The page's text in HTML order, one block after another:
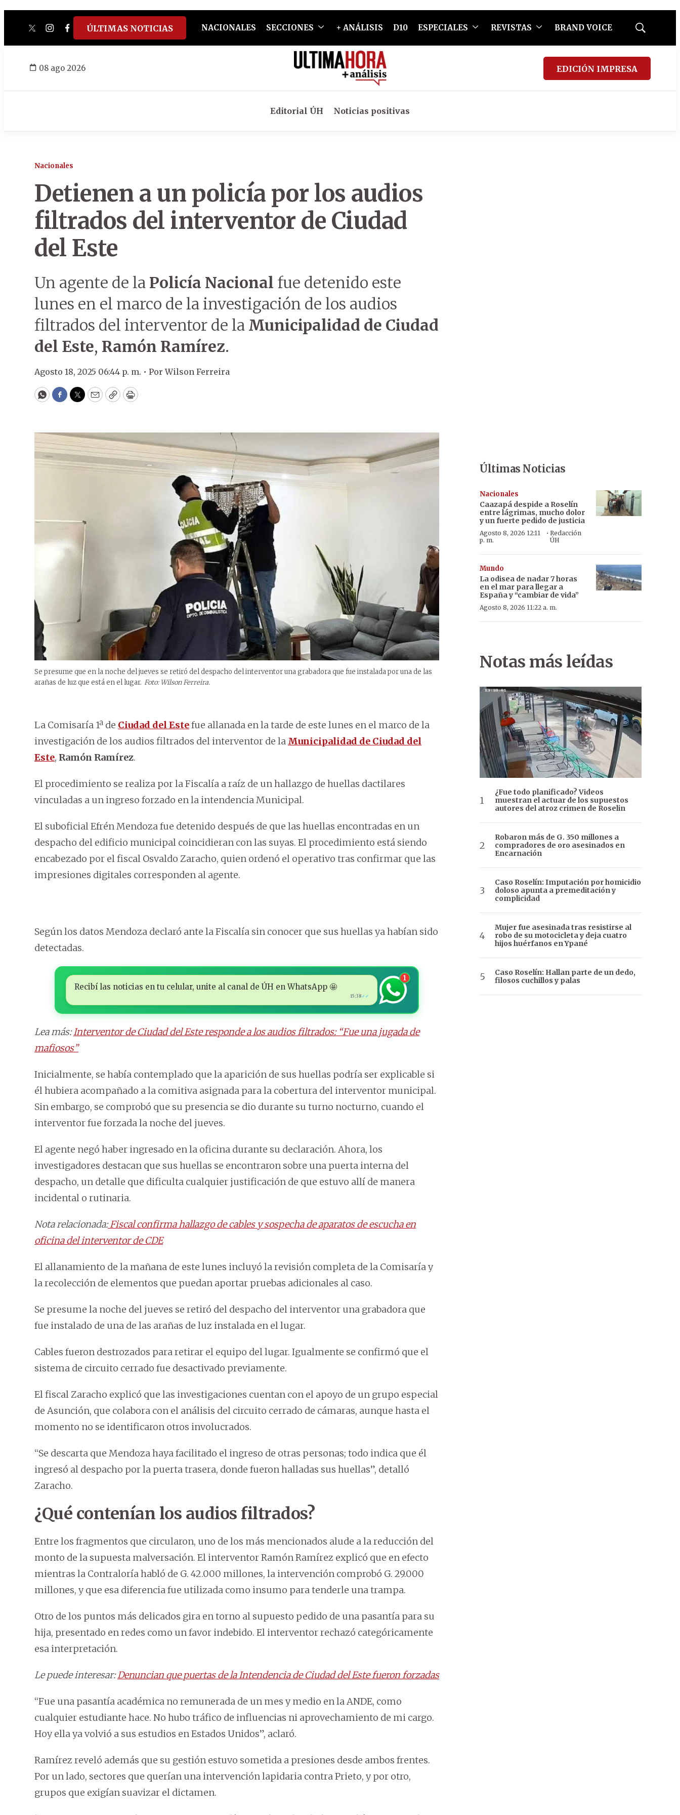
twitterinstagram
facebook
tiktokyoutube
spotify
ÚLTIMAS NOTICIAS NACIONALES SECCIONES + ANÁLISIS D10 ESPECIALES REVISTAS BRAND VOICE
Mostrar
08 ago 2026 EDICIÓN IMPRESA
Editorial ÚH Noticias positivas
Nacionales
Detienen a un policía por los audios
filtrados del interventor de Ciudad
del Este
Un agente de la Policía Nacional fue detenido este
lunes en el marco de la investigación de los audios
filtrados del interventor de la Municipalidad de Ciudad
del Este, Ramón Ramírez.
Agosto 18, 2025 06:44 p. m. • PorWilson Ferreira
WhatsApp
Facebook
Twitter
EmailCopyPrint
Se presume que en la noche del jueves se retiró del despacho del interventor una grabadora que fue instalada por una de las
arañas de luz que está en el lugar. Foto: Wilson Ferreira.
La Comisaría 1ª de Ciudad del Estefue allanada en la tarde de este lunes en el marco de la
investigación de los audios filtrados del interventor de la Municipalidad de Ciudad del
Este, Ramón Ramírez.
El procedimiento se realiza por la Fiscalía a raíz de un hallazgo de huellas dactilares
vinculadas a un ingreso forzado en la intendencia Municipal.
El suboficial Efrén Mendoza fue detenido después de que las huellas encontradas en un
despacho del edificio municipal coincidieran con las suyas. El procedimiento está siendo
encabezado por el fiscal Osvaldo Zaracho, quien ordenó el operativo tras confirmar que las
impresiones digitales corresponden al agente.
Según los datos Mendoza declaró ante la Fiscalía sin conocer que sus huellas ya habían sido
detectadas.
Recibí las noticias en tu celular, unite al canal de ÚH en WhatsApp 🤩
15:38 ✓✓
1
Lea más:Interventor de Ciudad del Este responde a los audios filtrados: “Fue una jugada de
mafiosos”
Inicialmente, se había contemplado que la aparición de sus huellas podría ser explicable si
él hubiera acompañado a la comitiva asignada para la cobertura del interventor municipal.
Sin embargo, se comprobó que su presencia se dio durante su turno nocturno, cuando el
interventor fue forzada la noche del jueves.
El agente negó haber ingresado en la oficina durante su declaración. Ahora, los
investigadores destacan que sus huellas se encontraron sobre una puerta interna del
despacho, un detalle que dificulta cualquier justificación de que estuvo allí de manera
incidental o rutinaria.
Nota relacionada:Fiscal confirma hallazgo de cables y sospecha de aparatos de escucha en
oficina del interventor de CDE
El allanamiento de la mañana de este lunes incluyó la revisión completa de la Comisaría y
la recolección de elementos que puedan aportar pruebas adicionales al caso.
Se presume la noche del jueves se retiró del despacho del interventor una grabadora que
fue instalado de una de las arañas de luz instalada en el lugar.
Cables fueron destrozados para retirar el equipo del lugar. Igualmente se confirmó que el
sistema de circuito cerrado fue desactivado previamente.
El fiscal Zaracho explicó que las investigaciones cuentan con el apoyo de un grupo especial
de Asunción, que colabora con el análisis del circuito cerrado de cámaras, aunque hasta el
momento no se identificaron otros involucrados.
“Se descarta que Mendoza haya facilitado el ingreso de otras personas; todo indica que él
ingresó al despacho por la puerta trasera, donde fueron halladas sus huellas”, detalló
Zaracho.
¿Qué contenían los audios filtrados?
Entre los fragmentos que circularon, uno de los más mencionados alude a la reducción del
monto de la supuesta malversación. El interventor Ramón Ramírez explicó que en efecto
mientras la Contraloría habló de G. 42.000 millones, la intervención comprobó G. 29.000
millones, y que esa diferencia fue utilizada como insumo para tenderle una trampa.
Otro de los puntos más delicados gira en torno al supuesto pedido de una pasantía para su
hija, presentado en redes como un favor indebido. El interventor rechazó categóricamente
esa interpretación.
Le puede interesar:Denuncian que puertas de la Intendencia de Ciudad del Este fueron forzadas
“Fue una pasantía académica no remunerada de un mes y medio en la ANDE, como
cualquier estudiante hace. No hubo tráfico de influencias ni aprovechamiento de mi cargo.
Hoy ella ya volvió a sus estudios en Estados Unidos”, aclaró.
Ramírez reveló además que su gestión estuvo sometida a presiones desde ambos frentes.
Por un lado, sectores que querían una intervención lapidaria contra Prieto, y por otro,
grupos que exigían suavizar el dictamen.
Últimas Noticias
Nacionales
Caazapá despide a Roselín
entre lágrimas, mucho dolor
y un fuerte pedido de justicia
Agosto 8, 2026 12:11
p. m.
· Redacción
ÚH
Mundo
La odisea de nadar 7 horas
en el mar para llegar a
España y “cambiar de vida”
Agosto 8, 2026 11:22 a. m.
Notas más leídas
¿Fue todo planificado? Videos
muestran el actuar de los supuestos
autores del atroz crimen de Roselin
Robaron más de G. 350 millones a
compradores de oro asesinados en
Encarnación
Caso Roselín: Imputación por homicidio
doloso apunta a premeditación y
complicidad
Mujer fue asesinada tras resistirse al
robo de su motocicleta y deja cuatro
hijos huérfanos en Ypané
Caso Roselín: Hallan parte de un dedo,
filosos cuchillos y palas